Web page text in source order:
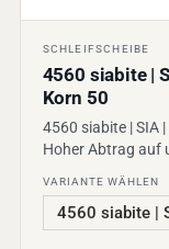
SCHLEIFSCHEIBE
4560 siabite |
Korn 50
4560 siabite | SIA
Hoher Abtrag auf
VARIANTE WÄHLEN